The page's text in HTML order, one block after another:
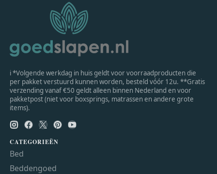
ℹ *Volgende werkdag in huis geldt voor voorraadproducten die
per pakket verstuurd kunnen worden, besteld vóór 12u. **Gratis
verzending vanaf €50 geldt alleen binnen Nederland en voor
pakketpost (niet voor boxsprings, matrassen en andere grote
items).
CATEGORIEËN
Bed
Beddengoed